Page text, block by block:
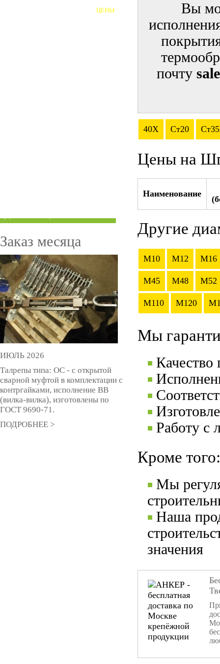
Вы
почту
40Х Ст20 Ст35
Цены на
Наименование
Другие
M10 M12 M16
M45 M48 M52
M110 M120
Мы
Качество
Работу с
Кроме того:
Мы
Наша
значения
ЦЕНЫ
Заказ месяца
ИЮЛЬ 2026
Талрепы типа: ОС - с открытой
сварной муфтой в комплектации с
контргайками, исполнение ВВ
(вилка-вилка), изготовлены по
ГОСТ 9690-71.
ПОДРОБНЕЕ >